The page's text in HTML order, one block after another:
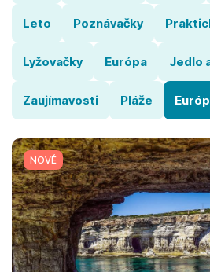
Leto Poznávačky
Lyžovačky Európa Jedlo
Zaujímavosti Pláže
NOVÉ